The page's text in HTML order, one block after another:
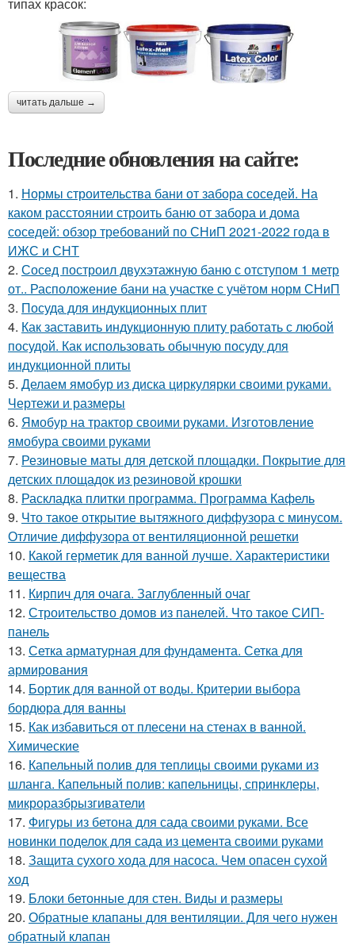
читать дальше →
Последние обновления на сайте:
1. Нормы строительства бани от забора соседей. На
каком расстоянии строить баню от забора и дома
соседей: обзор требований по СНиП 2021-2022 года в
ИЖС и СНТ
2. Сосед построил двухэтажную баню с отступом 1 метр
от.. Расположение бани на участке с учётом норм СНиП
3. Посуда для индукционных плит
4. Как заставить индукционную плиту работать с любой
посудой. Как использовать обычную посуду для
индукционной плиты
5. Делаем ямобур из диска циркулярки своими руками.
Чертежи и размеры
6. Ямобур на трактор своими руками. Изготовление
ямобура своими руками
7. Резиновые маты для детской площадки. Покрытие для
детских площадок из резиновой крошки
8. Раскладка плитки программа. Программа Кафель
9. Что такое открытие вытяжного диффузора с минусом.
Отличие диффузора от вентиляционной решетки
10. Какой герметик для ванной лучше. Характеристики
вещества
11. Кирпич для очага. Заглубленный очаг
12. Строительство домов из панелей. Что такое СИП-
панель
13. Сетка арматурная для фундамента. Сетка для
армирования
14. Бортик для ванной от воды. Критерии выбора
бордюра для ванны
15. Как избавиться от плесени на стенах в ванной.
Химические
16. Капельный полив для теплицы своими руками из
шланга. Капельный полив: капельницы, спринклеры,
микроразбрызгиватели
17. Фигуры из бетона для сада своими руками. Все
новинки поделок для сада из цемента своими руками
18. Защита сухого хода для насоса. Чем опасен сухой
ход
19. Блоки бетонные для стен. Виды и размеры
20. Обратные клапаны для вентиляции. Для чего нужен
обратный клапан